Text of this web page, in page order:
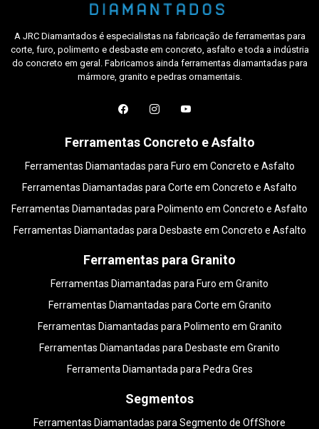
A JRC Diamantados é especialistas na fabricação de ferramentas para
corte, furo, polimento e desbaste em concreto, asfalto e toda a indústria
do concreto em geral. Fabricamos ainda ferramentas diamantadas para
mármore, granito e pedras ornamentais.
Ferramentas Concreto e Asfalto
Ferramentas Diamantadas para Furo em Concreto e Asfalto
Ferramentas Diamantadas para Corte em Concreto e Asfalto
Ferramentas Diamantadas para Polimento em Concreto e Asfalto
Ferramentas Diamantadas para Desbaste em Concreto e Asfalto
Ferramentas para Granito
Ferramentas Diamantadas para Furo em Granito
Ferramentas Diamantadas para Corte em Granito
Ferramentas Diamantadas para Polimento em Granito
Ferramentas Diamantadas para Desbaste em Granito
Ferramenta Diamantada para Pedra Gres
Segmentos
Ferramentas Diamantadas para Segmento de OffShore